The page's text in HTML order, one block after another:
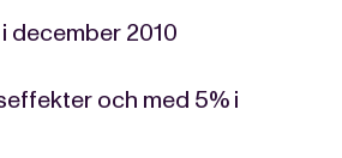
december 2010
och med 5% i